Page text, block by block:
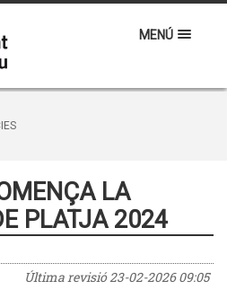
MENÚ
LA
PLATJA 2024
Última revisió23-02-2026 09:05